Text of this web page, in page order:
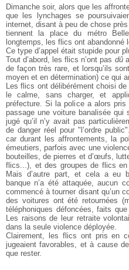
Dimanche soir, alors que les
que les lynchages se
internet, disant à peu de chose
tiennent la place du métro
longtemps, les flics ont abandonné
Ce type d’appel était stupide pour
Tout d’abord, les flics n’ont pas dû
de façon très rare, et lorsqu’ils
moyen et en détermination) ce qui
Les flics ont délibérément choisi
le calme, sans charger, et
préfecture. Si la police a alors pris
passage une voiture banalisée qui
jugé qu’il n’y avait pas
de danger réel pour "l’ordre
car durant les affrontements, la
émeutiers, parfois avec une
bouteilles, de pierres et d’œufs,
flics...), et des groupes de flics
Mais d’autre part, et cela a eu
banque n’a été attaquée, aucun
commencé à tourner disant qu’un
des voitures ont été retournées
téléphoniques défoncées, faits
Les raisons de leur retraite
dans la seule violence déployée.
Clairement, les flics ont pris en
jugeaient favorables, et à cause
que rester.